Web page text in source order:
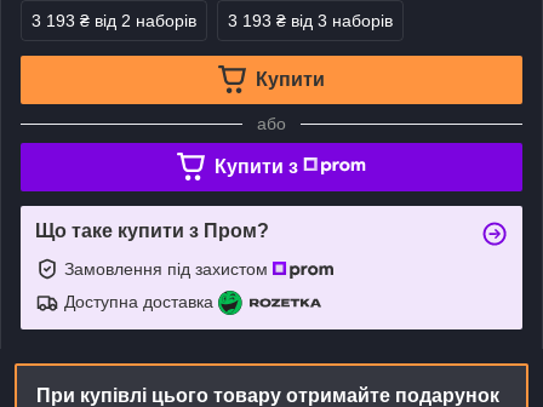
3 193 ₴ від 2 наборів 3 193 ₴ від 3 наборів
Купити
або
Купити з
Що таке купити з Пром?
Замовлення під захистом
Доступна доставка
При купівлі цього товару отримайте подарунок